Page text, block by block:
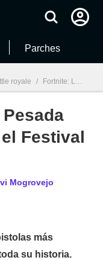
Parches
royale / Fortnite: La Pistola Pesada disponible durante el Festival de Invierno
Festival
Mogrovejo
más
su historia.